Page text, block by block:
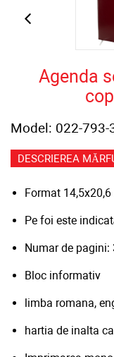
Agenda
Model: 022-793-
DESCRIEREA
Format 14,5x20,6
Pe foi este
Numar de pagini:
Bloc informativ
limba romana,
hartia de inalta